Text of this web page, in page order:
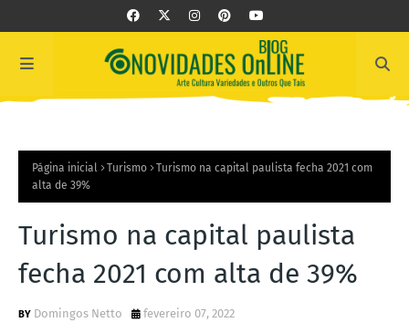
Página inicial Turismo
Turismo na capital paulista fecha 2021 com
alta de 39%
Turismo na capital paulista
fecha 2021 com alta de 39%
Domingos Netto fevereiro 07, 2022